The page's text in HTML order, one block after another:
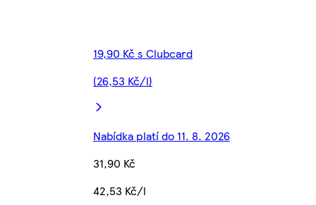
19,90 Kč s Clubcard
(26,53 Kč/l)
Nabídka platí do 11. 8. 2026
31,90 Kč
42,53 Kč/l